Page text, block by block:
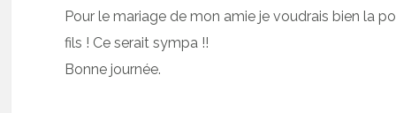
Pour le mariage de mon amie je voudrais bien la
fils ! Ce serait sympa !!
Bonne journée.